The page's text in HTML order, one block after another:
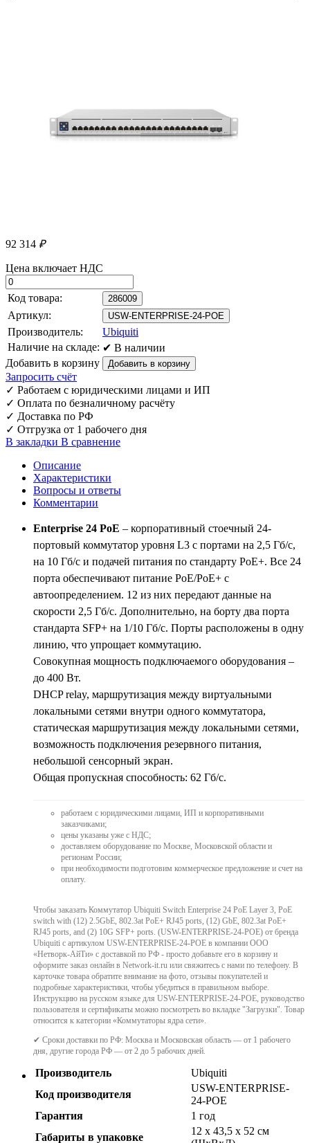
92 314 ₽
Цена включает НДС
Код товара: 286009
Артикул: USW-ENTERPRISE-24-POE
Производитель:
Ubiquiti
Наличие на складе: ✔ В наличии
Добавить в корзину
Запросить счёт
✓ Работаем с юридическими лицами и ИП
✓ Оплата по безналичному расчёту
✓ Доставка по РФ
✓ Отгрузка от 1 рабочего дня
В закладки В сравнение
Описание
Характеристики
Вопросы и ответы
Комментарии
Enterprise 24 PoE – корпоративный стоечный 24-
портовый коммутатор уровня L3 с портами на 2,5 Гб/с,
на 10 Гб/с и подачей питания по стандарту PoE+. Все 24
порта обеспечивают питание PoE/PoE+ с
автоопределением. 12 из них передают данные на
скорости 2,5 Гб/с. Дополнительно, на борту два порта
стандарта SFP+ на 1/10 Гб/с. Порты расположены в одну
линию, что упрощает коммутацию.
Совокупная мощность подключаемого оборудования –
до 400 Вт.
DHCP relay, маршрутизация между виртуальными
локальными сетями внутри одного коммутатора,
статическая маршрутизация между локальными сетями,
возможность подключения резервного питания,
небольшой сенсорный экран.
Общая пропускная способность: 62 Гб/с.
работаем с юридическими лицами, ИП и корпоративными
заказчиками;
цены указаны уже с НДС;
доставляем оборудование по Москве, Московской области и
регионам России;
при необходимости подготовим коммерческое предложение и счет на
оплату.
Чтобы заказать Коммутатор Ubiquiti Switch Enterprise 24 PoE Layer 3, PoE
switch with (12) 2.5GbE, 802.3at PoE+ RJ45 ports, (12) GbE, 802.3at PoE+
RJ45 ports, and (2) 10G SFP+ ports. (USW-ENTERPRISE-24-POE) от бренда
Ubiquiti с артикулом USW-ENTERPRISE-24-POE в компании ООО
«Нетворк-АйТи» с доставкой по РФ - просто добавьте его в корзину и
оформите заказ онлайн в Network-it.ru или свяжитесь с нами по телефону. В
карточке товара обратите внимание на фото, отзывы покупателей и
подробные характеристики, чтобы убедиться в правильном выборе.
Инструкцию на русском языке для USW-ENTERPRISE-24-POE, руководство
пользователя и сертификаты можно посмотреть во вкладке "Загрузки". Товар
относится к категории «Коммутаторы ядра сети».
✔ Сроки доставки по РФ: Москва и Московская область — от 1 рабочего
дня, другие города РФ — от 2 до 5 рабочих дней.
Производитель
Ubiquiti
Код производителя
USW-ENTERPRISE-
24-POE
Гарантия
1 год
Габариты в упаковке
12 x 43,5 x 52 см